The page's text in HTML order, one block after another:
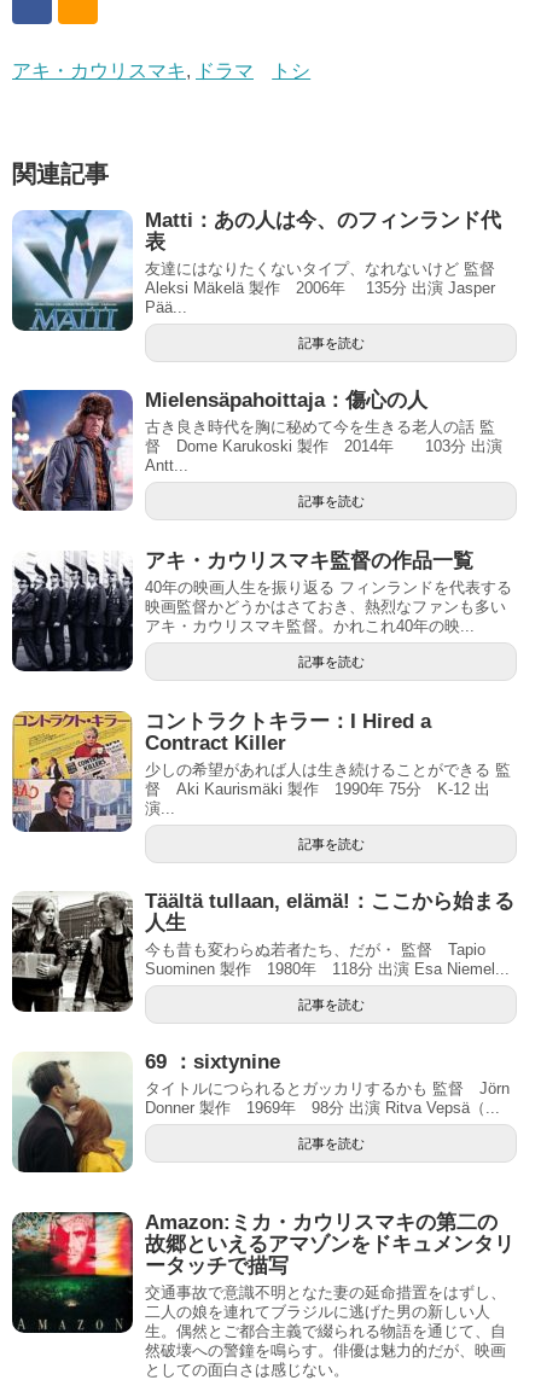
アキ・カウリスマキ, ドラマ トシ
関連記事
Matti：あの人は今、のフィンランド代
表
友達にはなりたくないタイプ、なれないけど 監督
Aleksi Mäkelä 製作 2006年 135分 出演 Jasper
Pää...
記事を読む
Mielensäpahoittaja：傷心の人
古き良き時代を胸に秘めて今を生きる老人の話 監
督 Dome Karukoski 製作 2014年 103分 出演
Antt...
記事を読む
アキ・カウリスマキ監督の作品一覧
40年の映画人生を振り返る フィンランドを代表する
映画監督かどうかはさておき、熱烈なファンも多い
アキ・カウリスマキ監督。かれこれ40年の映...
記事を読む
コントラクトキラー：I Hired a
Contract Killer
少しの希望があれば人は生き続けることができる 監
督 Aki Kaurismäki 製作 1990年 75分 K-12 出
演...
記事を読む
Täältä tullaan, elämä!：ここから始まる
人生
今も昔も変わらぬ若者たち、だが・ 監督 Tapio
Suominen 製作 1980年 118分 出演 Esa Niemel...
記事を読む
69 ：sixtynine
タイトルにつられるとガッカリするかも 監督 Jörn
Donner 製作 1969年 98分 出演 Ritva Vepsä（...
記事を読む
Amazon:ミカ・カウリスマキの第二の
故郷といえるアマゾンをドキュメンタリ
ータッチで描写
交通事故で意識不明となた妻の延命措置をはずし、
二人の娘を連れてブラジルに逃げた男の新しい人
生。偶然とご都合主義で綴られる物語を通じて、自
然破壊への警鐘を鳴らす。俳優は魅力的だが、映画
としての面白さは感じない。